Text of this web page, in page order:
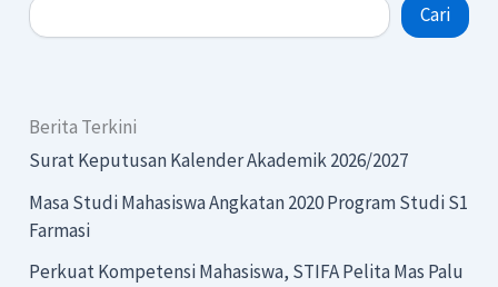
Cari
Berita Terkini
Surat Keputusan Kalender Akademik 2026/2027
Masa Studi Mahasiswa Angkatan 2020 Program Studi S1
Farmasi
Perkuat Kompetensi Mahasiswa, STIFA Pelita Mas Palu